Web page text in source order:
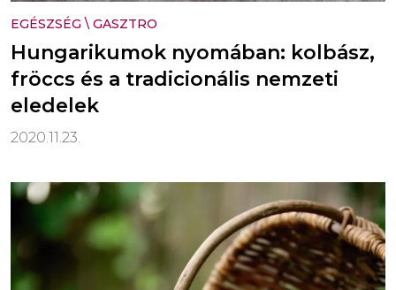
EGÉSZSÉG \ GASZTRO
Hungarikumok nyomában: kolbász,
fröccs és a tradicionális nemzeti
eledelek
2020.11.23.